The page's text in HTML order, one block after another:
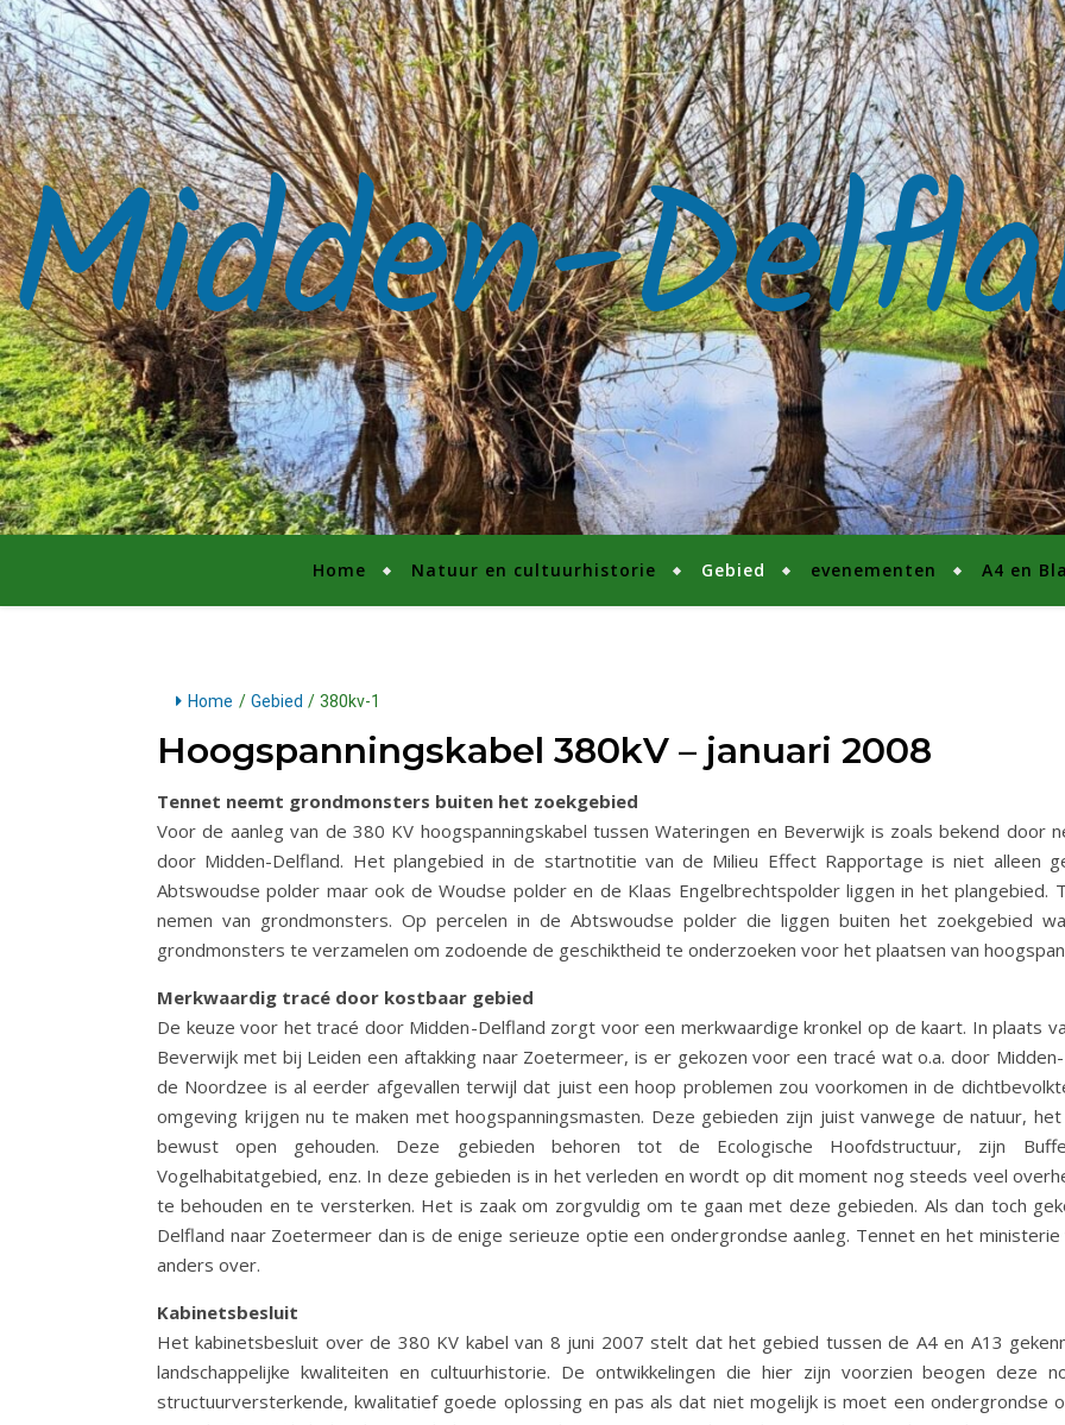
Midden-
Home Natuur en cultuurhistorie Gebied evenementen A4 en
Home / Gebied / 380kv-1
Hoogspanningskabel 380kV – januari 2008
Tennet neemt grondmonsters buiten het zoekgebied
Voor de aanleg van de 380 KV hoogspanningskabel tussen Wateringen en Beverwijk is zoals bekend
door Midden-Delfland. Het plangebied in de startnotitie van de Milieu Effect Rapportage is niet alleen
Abtswoudse polder maar ook de Woudse polder en de Klaas Engelbrechtspolder liggen in het
nemen van grondmonsters. Op percelen in de Abtswoudse polder die liggen buiten het zoekgebied
grondmonsters te verzamelen om zodoende de geschiktheid te onderzoeken voor het plaatsen van
Merkwaardig tracé door kostbaar gebied
De keuze voor het tracé door Midden-Delfland zorgt voor een merkwaardige kronkel op de kaart. In plaats
Beverwijk met bij Leiden een aftakking naar Zoetermeer, is er gekozen voor een tracé wat o.a. door
de Noordzee is al eerder afgevallen terwijl dat juist een hoop problemen zou voorkomen in de
omgeving krijgen nu te maken met hoogspanningsmasten. Deze gebieden zijn juist vanwege de natuur,
bewust open gehouden. Deze gebieden behoren tot de Ecologische Hoofdstructuur, zijn
Vogelhabitatgebied, enz. In deze gebieden is in het verleden en wordt op dit moment nog steeds veel
te behouden en te versterken. Het is zaak om zorgvuldig om te gaan met deze gebieden. Als dan toch
Delfland naar Zoetermeer dan is de enige serieuze optie een ondergrondse aanleg. Tennet en het ministerie
anders over.
Kabinetsbesluit
Het kabinetsbesluit over de 380 KV kabel van 8 juni 2007 stelt dat het gebied tussen de A4 en A13
landschappelijke kwaliteiten en cultuurhistorie. De ontwikkelingen die hier zijn voorzien beogen
structuurversterkende, kwalitatief goede oplossing en pas als dat niet mogelijk is moet een ondergrondse